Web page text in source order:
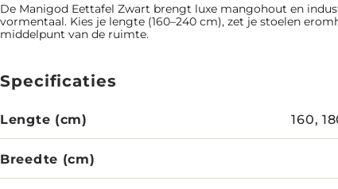
De Manigod Eettafel Zwart brengt luxe mangohout en
vormentaal. Kies je lengte (160–240 cm), zet je stoelen
middelpunt van de ruimte.
Specificaties
Lengte (cm) 160,
Breedte (cm)